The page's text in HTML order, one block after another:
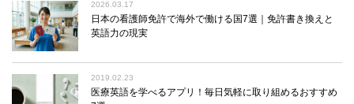
2026.03.17
日本の看護師免許で海外で働ける国7選｜免許書き換えと
英語力の現実
2019.02.23
医療英語を学べるアプリ！毎日気軽に取り組めるおすすめ